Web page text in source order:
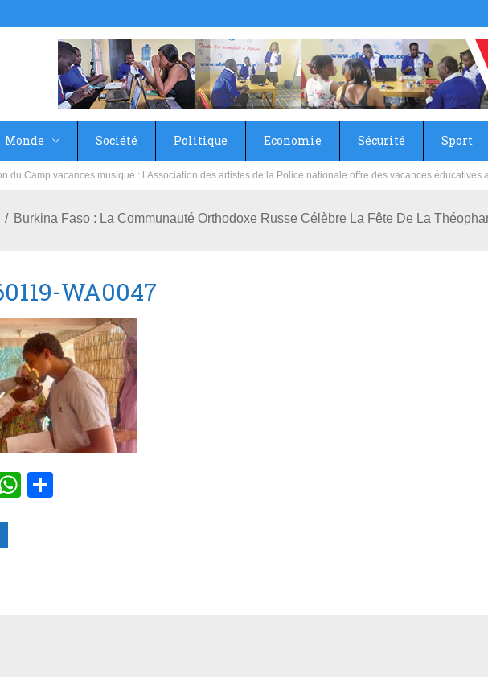
Monde Société Politique Economie Sécurité Sport
: la fédération de la Russie rénove les écoles primaire et collège du Camp Général Aboubacar Sangoulé
Burkina Faso : La Communauté Orthodoxe Russe Célèbre La Fête De La
WA0047
WhatsApp